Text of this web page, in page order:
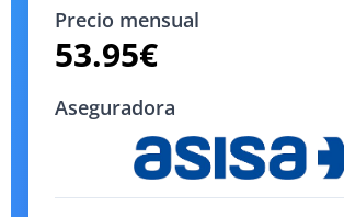
Precio mensual
53.95€
Aseguradora